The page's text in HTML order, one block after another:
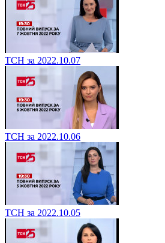
ТСН за 2022.10.07
ТСН за 2022.10.06
ТСН за 2022.10.05